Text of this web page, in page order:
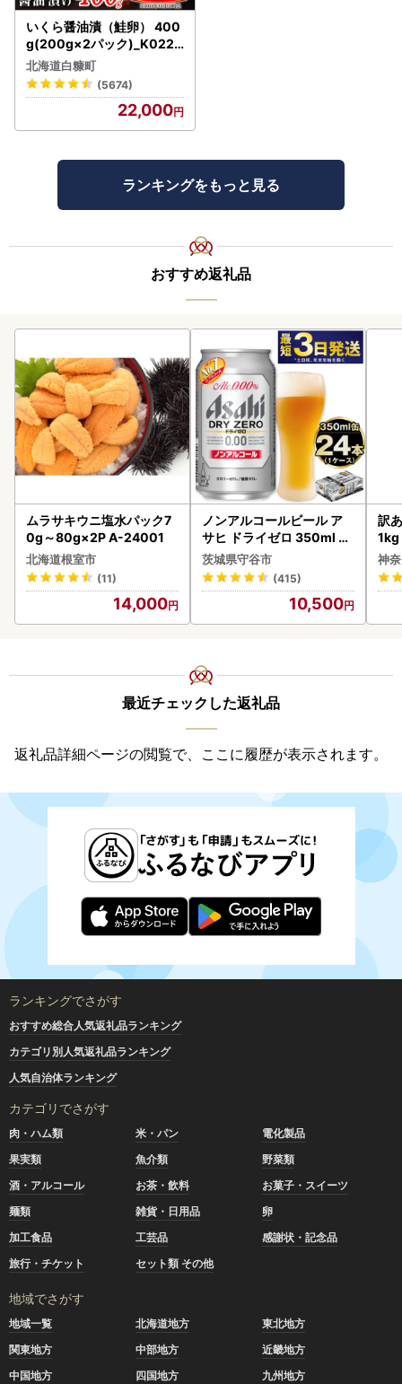
いくら醤油漬（鮭卵） 400
g(200g×2パック)_K022-
1676
北海道白糠町
(5674)
22,000
ランキングをもっと見る
おすすめ返礼品
ムラサキウニ塩水パック7
0g～80g×2P A-24001
北海道根室市
(11)
14,000
ノンアルコールビール ア
サヒ ドライゼロ 350ml 24
本 ノンアル ビール asashi
守谷市
茨城県守谷市
(415)
10,500
訳
1kg
神
最近チェックした返礼品
返礼品詳細ページの閲覧で、ここに履歴が表示されます。
ランキングでさがす
おすすめ総合人気返礼品ランキング
カテゴリ別人気返礼品ランキング
人気自治体ランキング
カテゴリでさがす
肉・ハム類 米・パン
電化製品
果実類
魚介類
野菜類
酒・アルコール
お茶・飲料
お菓子・スイーツ
麺類
雑貨・日用品
卵
加工食品
工芸品
感謝状・記念品
旅行・チケット
セット類 その他
地域でさがす
地域一覧 北海道地方
東北地方
関東地方
中部地方
近畿地方
中国地方
四国地方 九州地方